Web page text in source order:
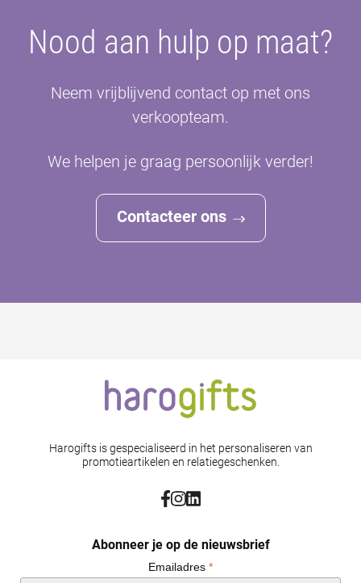
Nood aan hulp op maat?
Neem vrijblijvend contact op met ons
verkoopteam.
We helpen je graag persoonlijk verder!
Contacteer ons
Harogifts is gespecialiseerd in het personaliseren van
promotieartikelen en relatiegeschenken.
Abonneer je op de nieuwsbrief
Emailadres *